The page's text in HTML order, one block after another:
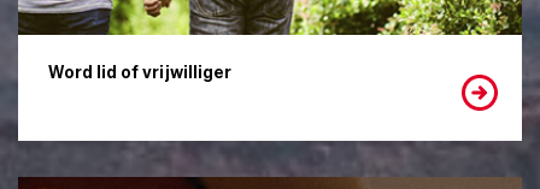
Word lid of vrijwilliger